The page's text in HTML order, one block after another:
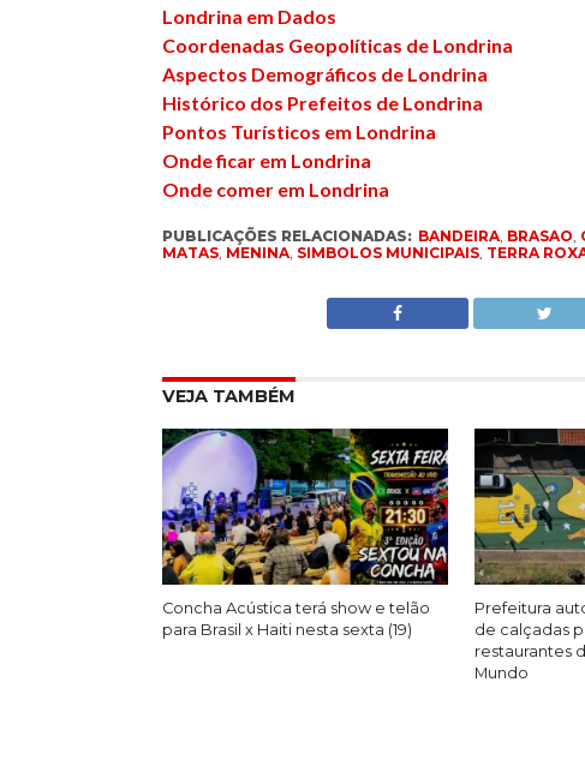
Londrina em Dados
Coordenadas Geopolíticas de Londrina
Aspectos Demográficos de Londrina
Histórico dos Prefeitos de Londrina
Pontos Turísticos em Londrina
Onde ficar em Londrina
Onde comer em Londrina
PUBLICAÇÕES RELACIONADAS: BANDEIRA, BRASAO,
MATAS, MENINA, SIMBOLOS MUNICIPAIS, TERRA
VEJA TAMBÉM
Concha Acústica terá show e telão
para Brasil x Haiti nesta sexta (19)
Prefeitura
de calçadas
restaurantes
Mundo